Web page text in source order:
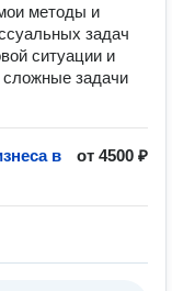
методы и
задач
ситуации и
задачи
в
от 4500 ₽